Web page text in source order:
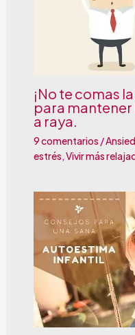
¡No te comas
para
a raya.
9 comentarios /
estrés Vivir más